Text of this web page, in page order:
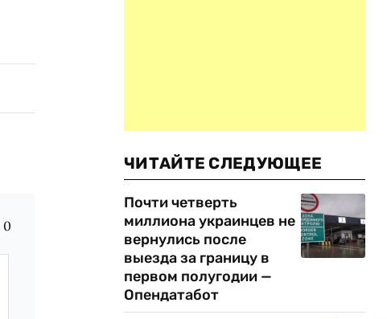
0
ЧИТАЙТЕ СЛЕДУЮЩЕЕ
Почти четверть
миллиона украинцев не
вернулись после
выезда за границу в
первом полугодии —
Опендатабот